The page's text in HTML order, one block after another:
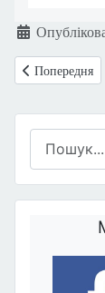
Деталі
Попередня
Попередня